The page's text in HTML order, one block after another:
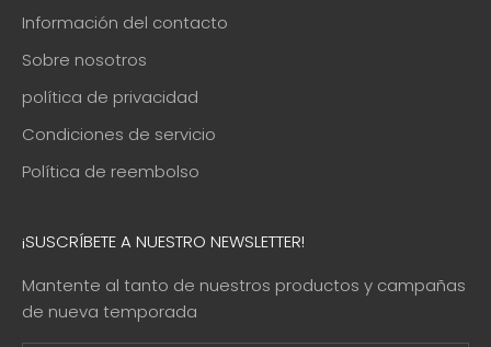
Información del contacto
Sobre nosotros
política de privacidad
Condiciones de servicio
Política de reembolso
¡SUSCRÍBETE A NUESTRO NEWSLETTER!
Mantente al tanto de nuestros productos y campañas
de nueva temporada